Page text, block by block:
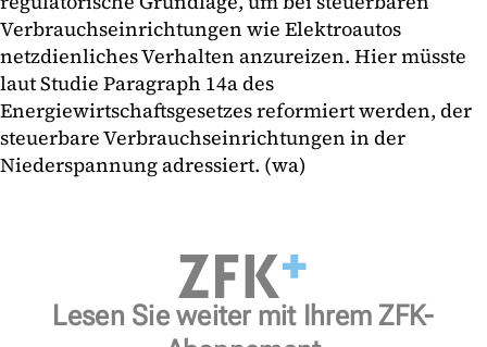
Verbrauchseinrichtungen wie Elektroautos
netzdienliches Verhalten anzureizen. Hier müsste
laut Studie Paragraph 14a des
Energiewirtschaftsgesetzes reformiert werden, der
steuerbare Verbrauchseinrichtungen in der
Niederspannung adressiert. (wa)
Lesen Sie weiter mit Ihrem ZFK-